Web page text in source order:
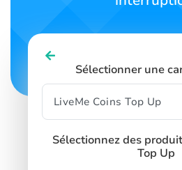
Sélectionner une
Sélectionnez des
Top Up